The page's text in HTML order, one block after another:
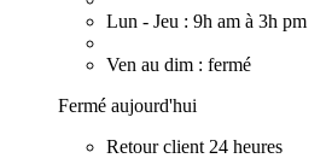
Lun - Jeu : 9h am à 3h pm
Ven au dim : fermé
Fermé aujourd'hui
Retour client 24 heures